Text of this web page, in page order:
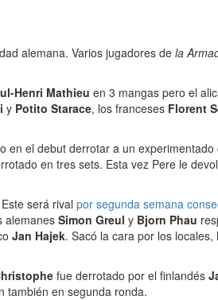
alemana. Varios jugadores de la
Henri Mathieu en 3 mangas pero el
y Potito Starace, los franceses Florent
en el debut derrotar a un
en tres sets. Esta vez Pere le
será rival por segunda semana
alemanesSimon Greul y Bjorn Phau
Jan Hajek. Sacó la cara por los locales,
fue derrotado por el finlandés
también en segunda ronda.